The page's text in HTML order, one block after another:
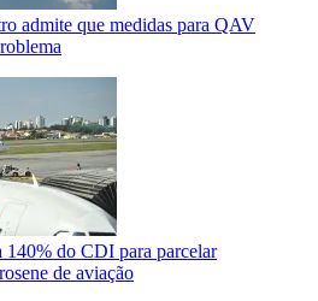
admite que medidas para QAV
140% do CDI para parcelar
de aviação